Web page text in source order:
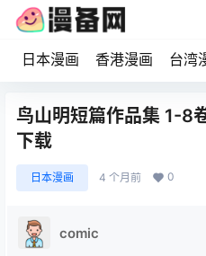
日本漫画 香港漫画 台湾
鸟山明短篇作品集 1-8
下载
日本漫画 4 个月前 0
comic